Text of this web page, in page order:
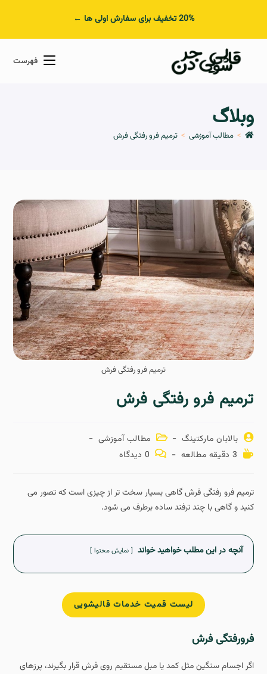
20% تخفیف برای سفارش اولی ها ←
فهرست
وبلاگ
> مطالب آموزشی > ترمیم فرو رفتگی فرش
ترمیم فرو رفتگی فرش
ترمیم فرو رفتگی فرش
بالابان مارکتینگ
مطالب آموزشی
3 دقیقه مطالعه
0 دیدگاه
ترمیم فرو رفتگی فرش گاهی بسیار سخت تر از چیزی است که تصور می
کنید و گاهی با چند ترفند ساده برطرف می شود.
آنچه در این مطلب خواهید خواند نمایش محتوا
لیست قمیت خدمات قالیشویی
فرورفتگی فرش
اگر اجسام سنگین مثل کمد یا مبل مستقیم روی فرش قرار بگیرند، پرزهای